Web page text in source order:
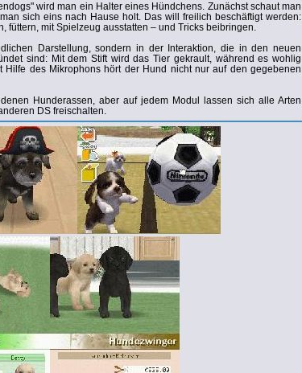
wird man ein Halter eines Hündchens. Zunächst schaut man
sich eins nach Hause holt. Das will freilich beschäftigt werden:
füttern, mit Spielzeug ausstatten – und Tricks beibringen.
Darstellung, sondern in der Interaktion, die in den neuen
sind: Mit dem Stift wird das Tier gekrault, während es wohlig
des Mikrophons hört der Hund nicht nur auf den gegebenen
Hunderassen, aber auf jedem Modul lassen sich alle Arten
DS freischalten.